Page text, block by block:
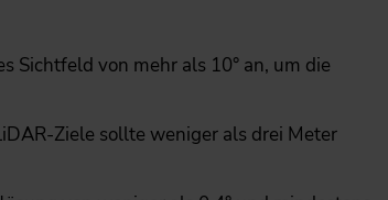
Sichtfeld von mehr als 10° an, um die
Ziele sollte weniger als drei Meter